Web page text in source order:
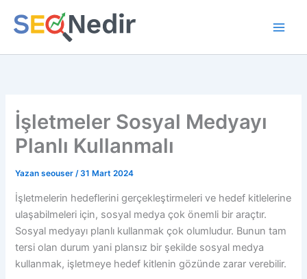
atla
İşletmeler Sosyal Medyayı
Planlı Kullanmalı
Yazan seouser/31 Mart 2024
İşletmelerin hedeflerini gerçekleştirmeleri ve hedef kitlelerine
ulaşabilmeleri için, sosyal medya çok önemli bir araçtır.
Sosyal medyayı planlı kullanmak çok olumludur. Bunun tam
tersi olan durum yani plansız bir şekilde sosyal medya
kullanmak, işletmeye hedef kitlenin gözünde zarar verebilir.